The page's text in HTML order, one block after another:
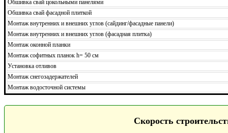
Обшивка свай цокольными панелями
Обшивка свай фасадной плиткой
Монтаж внутренних и внешних углов (сайдинг/фасадные панели)
Монтаж внутренних и внешних углов (фасадная плитка)
Монтаж оконной планки
Монтаж софитных планок h= 50 см
Установка отливов
Монтаж снегозадержателей
Монтаж водосточной системы
Скорость